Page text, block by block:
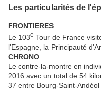
Les particularités de
FRONTIERES
Le 103e Tour de France
l'Espagne, la Principauté
CHRONO
Le contre-la-montre en
2016 avec un total de 54
37 entre Bourg-Saint-